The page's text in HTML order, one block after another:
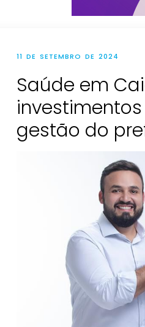
11 DE SETEMBRO DE 2024
Saúde em
gestão do